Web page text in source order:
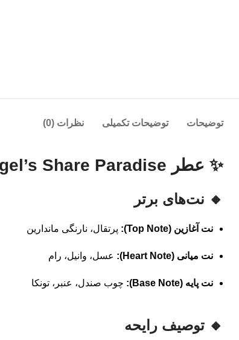
توضیحات توضیحات تکمیلی نظرات (0)
✨ عطر By Kilian Angel’s Share Paradise – بای کیلیان انجل شیرز پارادایز
🔸 نت‌های برتر
نت آغازین (Top Note): پرتقال، نارنگی ماندارین
نت میانی (Heart Note): عسل، وانیل، رام
نت پایه (Base Note): چوب صندل، عنبر، تونکا
🔸 توصیف رایحه